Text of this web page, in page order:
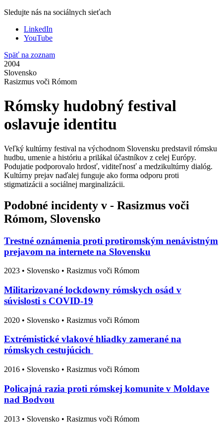
Sledujte nás na sociálnych sieťach
LinkedIn
YouTube
Späť na zoznam
2004
Slovensko
Rasizmus voči Rómom
Rómsky hudobný festival
oslavuje identitu
Veľký kultúrny festival na východnom Slovensku predstavil rómsku
hudbu, umenie a históriu a prilákal účastníkov z celej Európy.
Podujatie podporovalo hrdosť, viditeľnosť a medzikultúrny dialóg.
Kultúrny prejav naďalej funguje ako forma odporu proti
stigmatizácii a sociálnej marginalizácii.
Podobné incidenty v - Rasizmus voči
Rómom, Slovensko
Trestné oznámenia proti protiromským nenávistným
prejavom na internete na Slovensku
2023 • Slovensko • Rasizmus voči Rómom
Militarizované lockdowny rómskych osád v
súvislosti s COVID-19
2020 • Slovensko • Rasizmus voči Rómom
Extrémistické vlakové hliadky zamerané na
rómskych cestujúcich
2016 • Slovensko • Rasizmus voči Rómom
Policajná razia proti rómskej komunite v Moldave
nad Bodvou
2013 • Slovensko • Rasizmus voči Rómom